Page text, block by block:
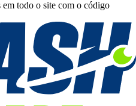
todo o site com o código